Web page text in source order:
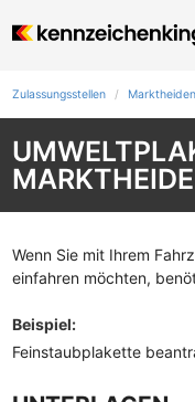
Zulassungsstellen
Wenn Sie mit Ihrem
einfahren möchten,
Beispiel:
Feinstaubplakette